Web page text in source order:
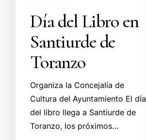
Día del Libro en
Santiurde de
Toranzo
Organiza la Concejalía de
Cultura del Ayuntamiento El día
del libro llega a Santiurde de
Toranzo, los próximos…